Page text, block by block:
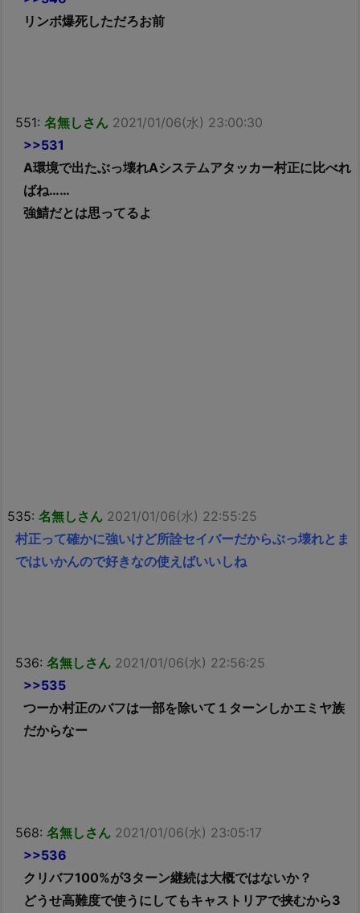
リンボ爆死しただろお前
551: 名無しさん 2021/01/06(水) 23:00:30
>>531
A環境で出たぶっ壊れAシステムアタッカー村正に比べれ
ばね……
強鯖だとは思ってるよ
535: 名無しさん 2021/01/06(水) 22:55:25
村正って確かに強いけど所詮セイバーだからぶっ壊れとま
ではいかんので好きなの使えばいいしね
536: 名無しさん 2021/01/06(水) 22:56:25
>>535
つーか村正のバフは一部を除いて１ターンしかエミヤ族
だからなー
568: 名無しさん 2021/01/06(水) 23:05:17
>>536
クリバフ100%が3ターン継続は大概ではないか？
どうせ高難度で使うにしてもキャストリアで挟むから3